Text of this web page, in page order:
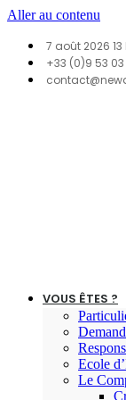
Aller au contenu
7 août 2026
+33 (0)9 53 03
VOUS ÊTES ?
Ecole
Le